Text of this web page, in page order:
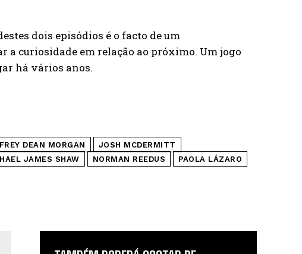
dois episódios é o facto de um
a curiosidade em relação ao próximo. Um jogo
há vários anos.
DEAN MORGAN
JOSH MCDERMITT
JAMES SHAW NORMAN REEDUS
PAOLA LÁZARO